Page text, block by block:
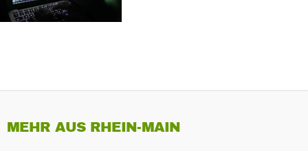
MEHR AUS RHEIN-MAIN